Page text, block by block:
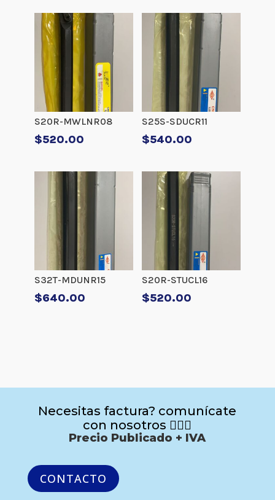
S20R-MWLNR08
$520.00
S25S-SDUCR11
$540.00
S32T-MDUNR15
$640.00
S20R-STUCL16
$520.00
Necesitas factura? comunícate
con nosotros 🙋🏻‍♂️
Precio Publicado + IVA
CONTACTO